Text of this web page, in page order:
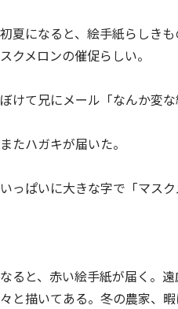
夏になると、絵手紙らしき
クメロンの催促らしい。
けて兄にメール「なんか変
たハガキが届いた。
っぱいに大きな字で「マスク
ると、赤い絵手紙が届く。
と描いてある。冬の農家、